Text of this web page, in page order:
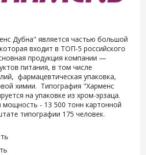
Дубна" является частью большой
входит в ТОП-5 российского
продукция компании —
питания, в том числе
фармацевтическая упаковка,
химии. Типография "Харменс
на упаковке из хром-эрзаца.
мощность - 13 500 тонн картонной
типографии 175 человек.